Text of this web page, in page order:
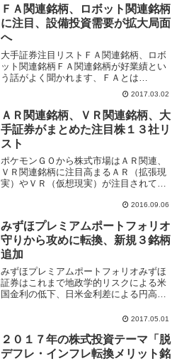
ＦＡ関連銘柄、ロボット関連銘柄
に注目、設備投資需要が拡大局面
へ
大手証券注目リストＦＡ関連銘柄、ロボ
ット関連銘柄ＦＡ関連銘柄が好業績とい
う話がよく聞かれます、ＦＡとは
「Factory Automation ファクトリー オー
トメーション」の略で、工場生産の自動
化やロボット化などを意味します。代表
的なＦＡ...
2017.03.02
ＡＲ関連銘柄、ＶＲ関連銘柄、大
手証券がまとめた注目株１３社リ
スト
ポケモンＧＯから株式市場はＡＲ関連、
ＶＲ関連銘柄に注目高まるＡＲ（拡張現
実）やＶＲ（仮想現実）が注目されてい
スマホゲームアプリで世界中の話題とな
った。カメラとＧＰＳ機能を通じて現実
の風景を画像や情報を重ね...
2016.09.06
みずほプレミアムポートフォリオ
守りから攻めに転換、新規３銘柄
追加
みずほプレミアムポートフォリオみずほ
証券はこれまで地政学的リスクによる米
国金利の低下、日米金利差による円高か
に転じるポートフォリオを構成。みずほ
(5401)、三菱ＵＦＪ...
2017.05.01
２０１７年の株式投資テーマ「脱
デフレ・インフレ転換メリット銘